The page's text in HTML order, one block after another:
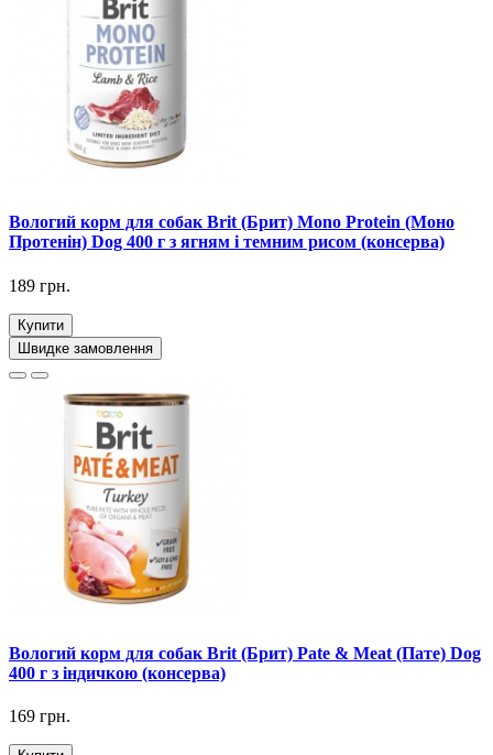
Вологий корм для собак Brit (Брит) Mono Protein (Моно
Протенін) Dog 400 г з ягням і темним рисом (консерва)
189 грн.
Купити
Швидке замовлення
Вологий корм для собак Brit (Брит) Pate & Meat (Пате) Dog
400 г з індичкою (консерва)
169 грн.